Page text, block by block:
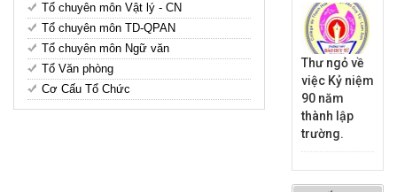
Tổ chuyên môn Vật lý - CN
Tổ chuyên môn TD-QPAN
Tổ chuyên môn Ngữ văn
Tổ Văn phòng
Cơ Cấu Tổ Chức
Thư ngỏ về
việc Kỷ niệm
90 năm
thành lập
trường.